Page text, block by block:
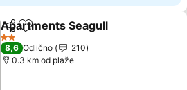
Deli Dodati u favorite
Apartments Seagull
2 Zvezdice
8,6 Odlično
210
0.3 km od plaže